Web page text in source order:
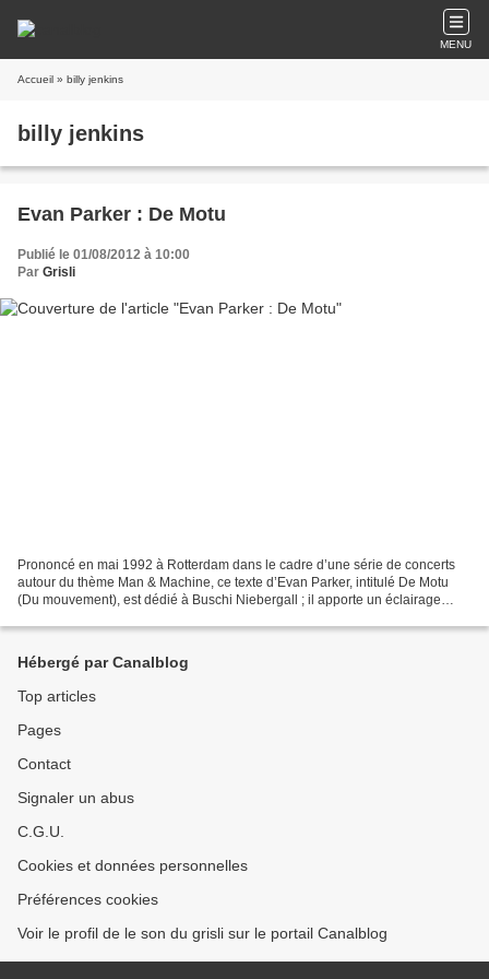
MENU
Accueil » billy jenkins
billy jenkins
Evan Parker : De Motu
Publié le 01/08/2012 à 10:00
Par Grisli
Prononcé en mai 1992 à Rotterdam dans le cadre d’une série de concerts
autour du thème Man & Machine, ce texte d’Evan Parker, intitulé De Motu
(Du mouvement), est dédié à Buschi Niebergall ; il apporte un éclairage
Hébergé par Canalblog
Top articles
Pages
Contact
Signaler un abus
C.G.U.
Cookies et données personnelles
Préférences cookies
Voir le profil de le son du grisli sur le portail Canalblog